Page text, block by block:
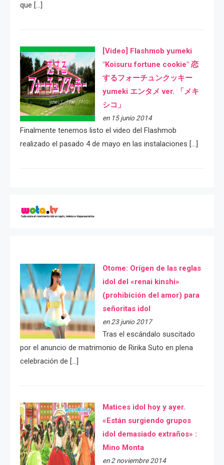
que […]
[Video] Flashmob yumeki
"Koisuru fortune cookie" 恋
するフォーチュンクッキー
yumeki エンタメ ver. 「メキ
シコ」
en 15 junio 2014
Finalmente tenemos listo el video del Flashmob
realizado el pasado 4 de mayo en las instalaciones […]
Otome: Orígen de las reglas
idol del «renai kinshi»
(prohibición del amor) para
señoritas idol
en 23 junio 2017
Tras el escándalo suscitado
por el anuncio de matrimonio de Ririka Suto en plena
celebración de […]
Matices idol hoy y ayer.
«Están surgiendo grupos
idol demasiado extraños» :
Mino Monta
en 2 noviembre 2014